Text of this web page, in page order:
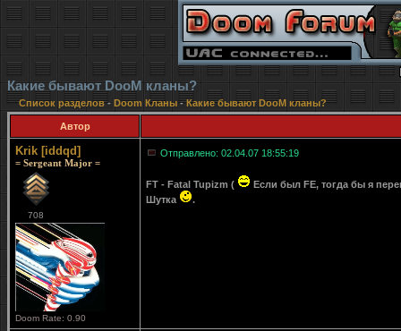
Какие бывают DooM кланы?
Список разделов- Doom Кланы-Какие бывают DooM кланы?
Автор
Krik [iddqd]
= Sergeant Major =
708
Doom Rate: 0.90
Отправлено: 02.04.07 18:55:19
FT - Fatal Tupizm (
Если был FE, тогда бы я
Шутка
.